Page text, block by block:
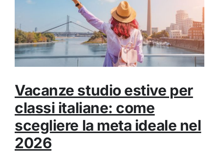
Vacanze studio estive per
classi italiane: come
scegliere la meta ideale nel
2026